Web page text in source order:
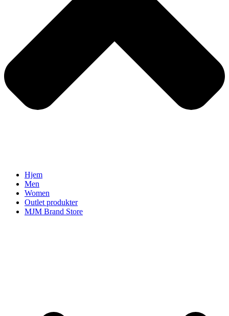
Hjem
Men
Women
Outlet produkter
MJM Brand Store